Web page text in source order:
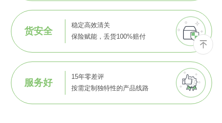
货安全
稳定高效清关
保险赋能，丢货100%赔付
服务好
15年零差评
按需定制独特性的产品线路